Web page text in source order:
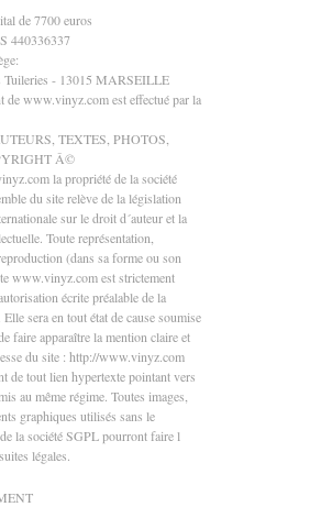
de 7700 euros
440336337
Tuileries - 13015 MARSEILLE
de www.vinyz.com est effectué par la
TEXTES, PHOTOS,
Â©
la propriété de la société
du site relève de la législation
sur le droit d´auteur et la
Toute représentation,
(dans sa forme ou son
www.vinyz.com est strictement
écrite préalable de la
sera en tout état de cause soumise
faire apparaître la mention claire et
du site : http://www.vinyz.com
de tout lien hypertexte pointant vers
au même régime. Toutes images,
graphiques utilisés sans le
la société SGPL pourront faire l
légales.